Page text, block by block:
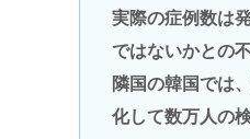
実際の症例数は
ではないかとの
隣国の韓国では
化して数万人の